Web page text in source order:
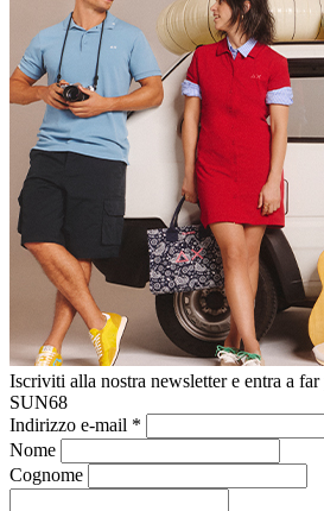
Iscriviti alla nostra newsletter e entra a
SUN68
Indirizzo e-mail *
Nome
Cognome